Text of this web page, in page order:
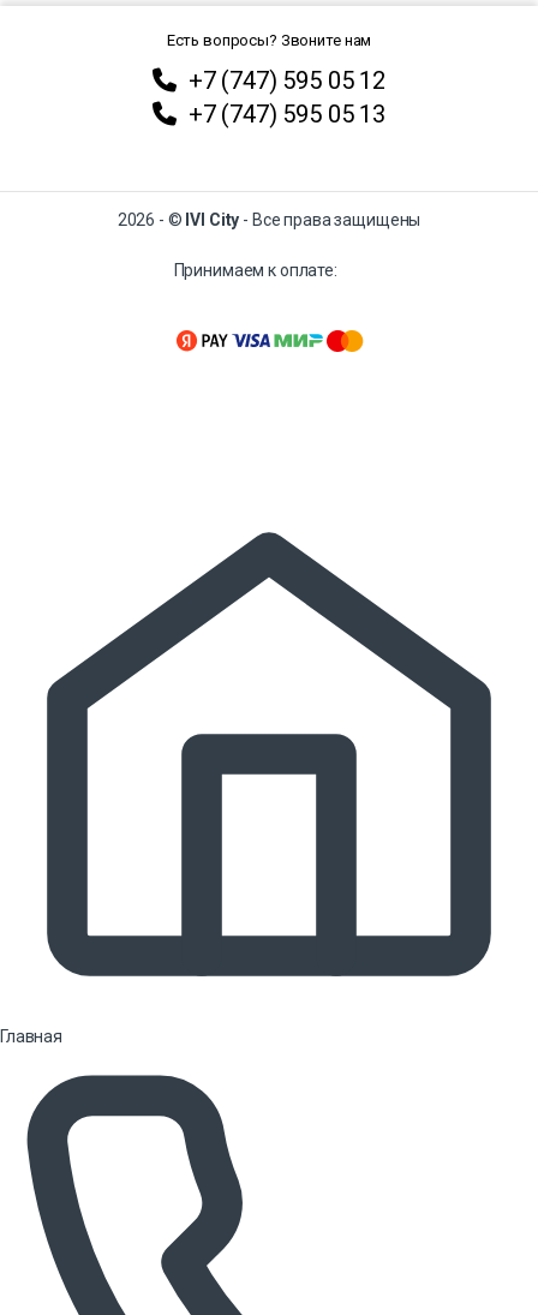
Есть вопросы? Звоните нам
+7 (747) 595 05 12
+7 (747) 595 05 13
2026 - © IVI City - Все права защищены
Принимаем к оплате:
Главная